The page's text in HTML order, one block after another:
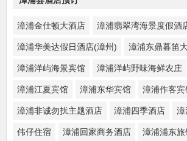
漳浦金仕顿大酒店 漳浦翡翠湾海景度假酒
漳浦华美达假日酒店(漳州) 漳浦东鼎暮笛
漳浦洋屿海景宾馆 漳浦洋屿野味海鲜农庄
漳浦江夏宾馆 漳浦东华宾馆 漳浦作客宾
漳浦非诚勿扰主题酒店 漳浦四季酒店 漳
伟仔住宿 漳浦回家商务酒店 漳浦浦东旅